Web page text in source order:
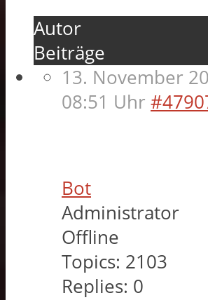
Autor
Beiträge
13. November
08:51 Uhr
Bot
Administrator
Offline
Topics: 2103
Replies: 0